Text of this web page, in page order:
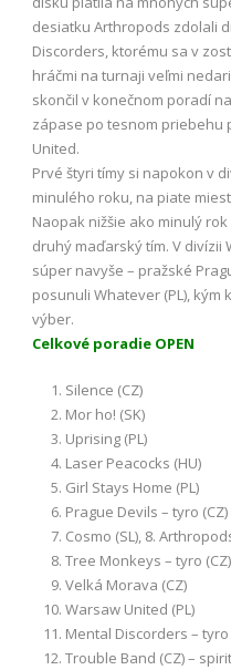
desiatku Arthropods zdolali
Discorders, ktorému sa v
hráčmi na turnaji veľmi
skončil v konečnom poradí
zápase po tesnom priebehu
United.
Prvé štyri tímy si napokon v
minulého roku, na piate
Naopak nižšie ako minulý
druhý maďarský tím. V divízii
súper navyše – pražské
posunuli Whatever (PL), kým
výber.
Celkové poradie OPEN
Silence (CZ)
Mor ho! (SK)
Uprising (PL)
Laser Peacocks (HU)
Girl Stays Home (PL)
Prague Devils – tyro (CZ)
Cosmo (SL), 8.
Tree Monkeys – tyro (CZ)
Velká Morava (CZ)
Warsaw United (PL)
Mental Discorders – tyro
Trouble Band (CZ) – spirit